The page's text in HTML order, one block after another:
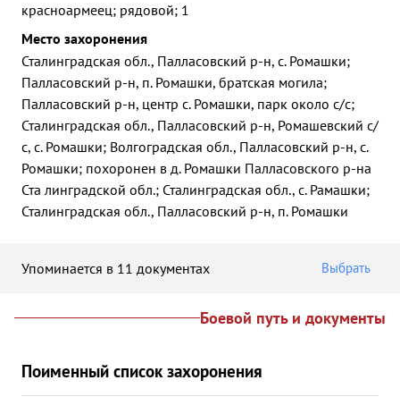
красноармеец; рядовой; 1
Место захоронения
Сталинградская обл., Палласовский р-н, с. Ромашки;
Палласовский р-н, п. Ромашки, братская могила;
Палласовский р-н, центр с. Ромашки, парк около с/с;
Сталинградская обл., Палласовский р-н, Ромашевский с/
с, с. Ромашки; Волгоградская обл., Палласовский р-н, с.
Ромашки; похоронен в д. Ромашки Палласовского р-на
Ста линградской обл.; Сталинградская обл., с. Рамашки;
Сталинградская обл., Палласовский р-н, п. Ромашки
Упоминается в 11 документах Выбрать
Боевой путь и документы
Поименный список захоронения